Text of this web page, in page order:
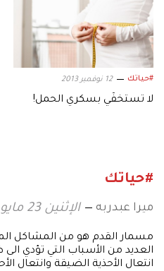
#حياتك 12 نوفمبر 2013
لا تستخفّي بسكري الحمل!
#حياتك
ميرا عبدربه الإثنين 23 مايو 2016 17:47
مسمار القدم هو من المشاكل
العديد من الأسباب التي تؤدي
انتعال الأحذية الضيقة وانتعال